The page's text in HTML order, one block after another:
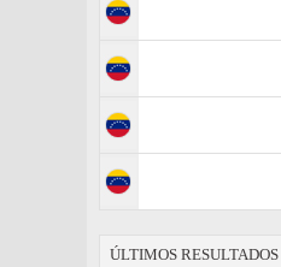
ÚLTIMOS RESULTADOS